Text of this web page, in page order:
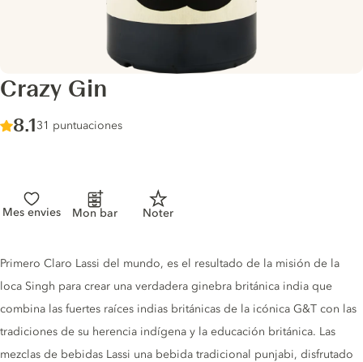
Crazy Gin
Score :
8.1/ 10
31 puntuaciones
Mes envies Mon bar Noter
Gin description
Primero Claro Lassi del mundo, es el resultado de la misión de la
loca Singh para crear una verdadera ginebra británica india que
combina las fuertes raíces indias británicas de la icónica G&T con las
tradiciones de su herencia indígena y la educación británica. Las
mezclas de bebidas Lassi una bebida tradicional punjabi, disfrutado